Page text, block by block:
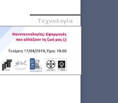
Τεχνολογία